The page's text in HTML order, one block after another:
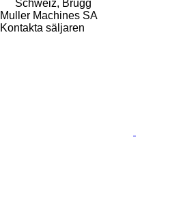
Schweiz, Brugg
Muller Machines SA
Kontakta säljaren